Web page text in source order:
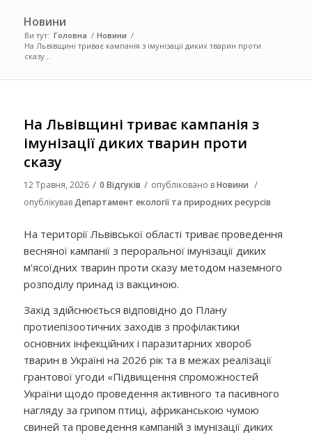
Новини
Ви тут: Головна / Новини /
На Львівщині триває кампанія з імунізації диких тварин проти
сказу...
На Львівщині триває кампанія з
імунізації диких тварин проти
сказу
12 Травня, 2026 / 0 Відгуків / опубліковано вНовини /
опублікувавДепартамент екології та природних ресурсів
На території Львівської області триває проведення
весняної кампанії з пероральної імунізації диких
м’ясоїдних тварин проти сказу методом наземного
розподілу принад із вакциною.
Захід здійснюється відповідно до Плану
протиепізоотичних заходів з профілактики
основних інфекційних і паразитарних хвороб
тварин в Україні на 2026 рік та в межах реалізації
грантової угоди «Підвищення спроможностей
України щодо проведення активного та пасивного
нагляду за грипом птиці, африканською чумою
свиней та проведення кампаній з імунізації диких